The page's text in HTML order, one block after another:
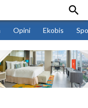

Opini Ekobis